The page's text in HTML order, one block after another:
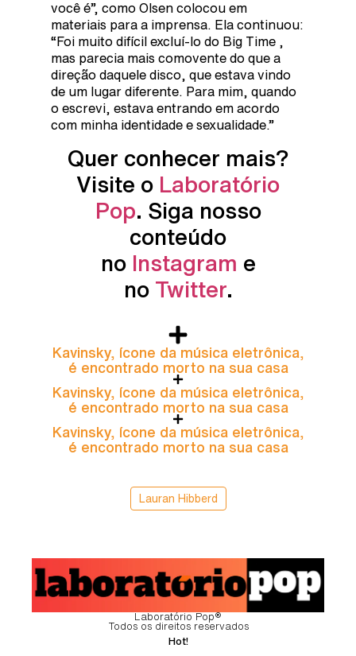
você é”, como Olsen colocou em
materiais para a imprensa. Ela continuou:
“Foi muito difícil excluí-lo do Big Time ,
mas parecia mais comovente do que a
direção daquele disco, que estava vindo
de um lugar diferente. Para mim, quando
o escrevi, estava entrando em acordo
com minha identidade e sexualidade.”
Quer conhecer mais?
Visite o Laboratório
Pop. Siga nosso
conteúdo
no Instagram e
no Twitter.
Kavinsky, ícone da música eletrônica,
é encontrado morto na sua casa
Kavinsky, ícone da música eletrônica,
é encontrado morto na sua casa
Kavinsky, ícone da música eletrônica,
é encontrado morto na sua casa
Lauran Hibberd
Laboratório Pop®
Todos os direitos reservados
Hot!